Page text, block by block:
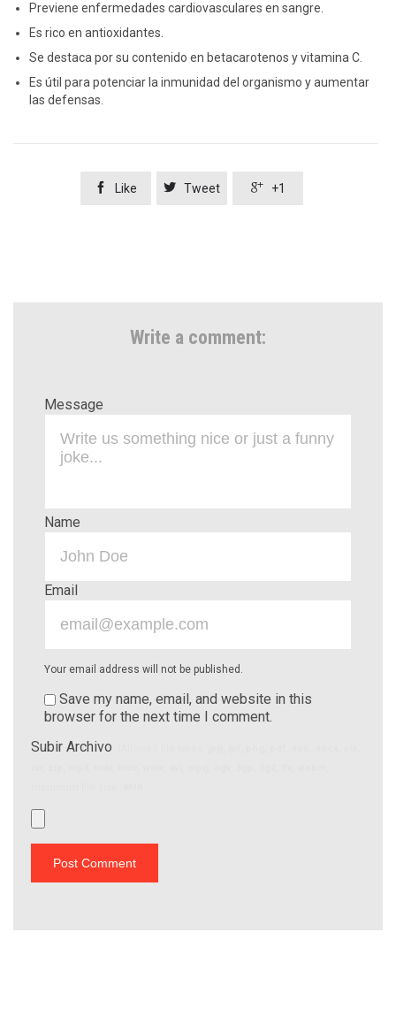
Previene enfermedades cardiovasculares en sangre.
Es rico en antioxidantes.
Se destaca por su contenido en betacarotenos y vitamina C.
Es útil para potenciar la inmunidad del organismo y aumentar
las defensas.
 Like  Tweet  +1
Write a comment:
Message
Name
Email
Your email address will not be published.
Save my name, email, and website in this
browser for the next time I comment.
Subir Archivo